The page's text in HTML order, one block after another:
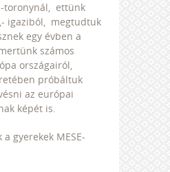
toronynál, ettünk
igaziból, megtudtuk
egy évben a
számos
országairól,
próbáltuk
az európai
képét is.
gyerekek MESE-